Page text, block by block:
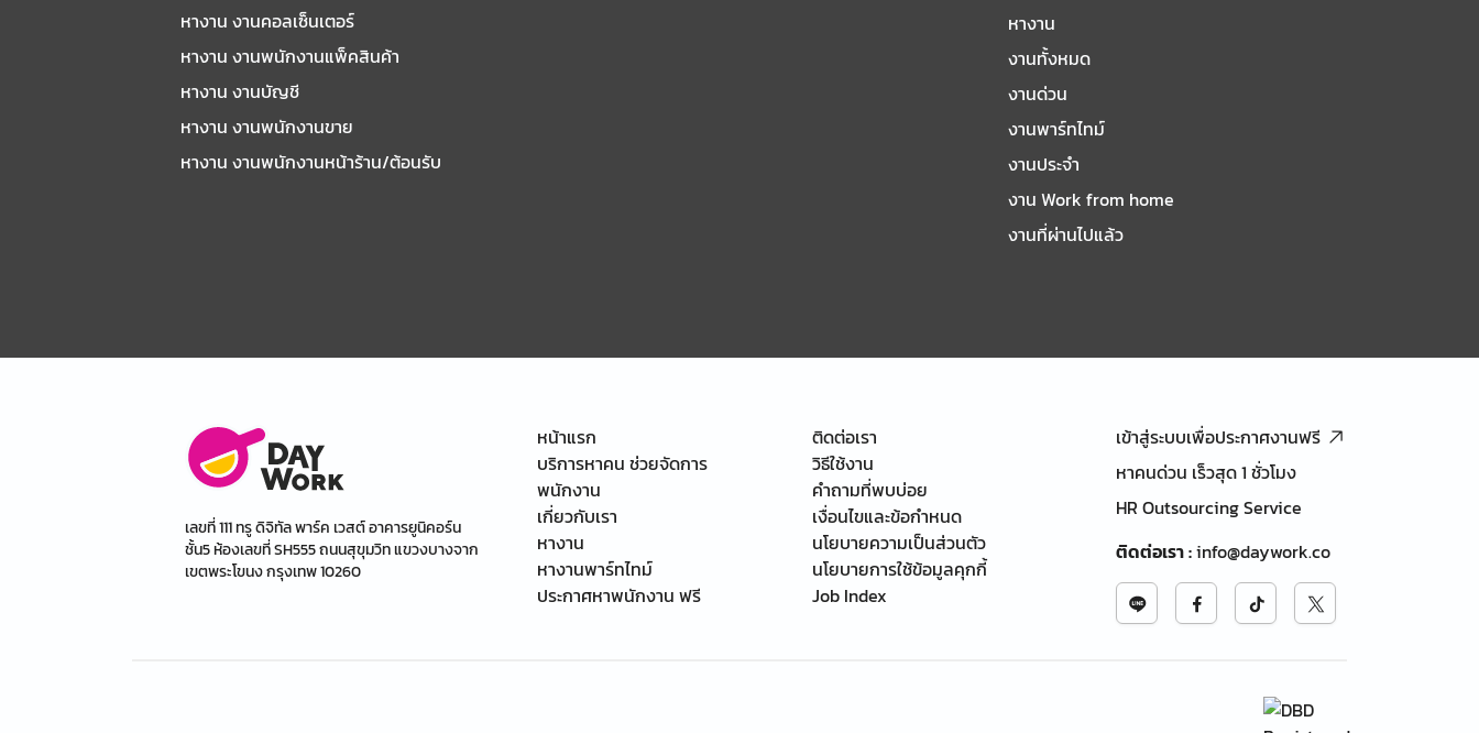
หางาน งานคอลเซ็นเตอร์
หางาน งานพนักงานแพ็คสินค้า
หางาน งานบัญชี
หางาน งานพนักงานขาย
หางาน งานพนักงานหน้าร้าน/ต้อนรับ
หางาน
งานทั้งหมด
งานด่วน
งานพาร์ทไทม์
งานประจำ
งาน Work from home
งานที่ผ่านไปแล้ว
เลขที่ 111 ทรู ดิจิทัล พาร์ค เวสต์ อาคารยูนิคอร์น
ชั้น5 ห้องเลขที่ SH555 ถนนสุขุมวิท แขวงบางจาก
เขตพระโขนง กรุงเทพ 10260
หน้าแรก
บริการหาคน ช่วยจัดการ
พนักงาน
เกี่ยวกับเรา
หางาน
หางานพาร์ทไทม์
ประกาศหาพนักงาน ฟรี
ติดต่อเรา
วิธีใช้งาน
คำถามที่พบบ่อย
เงื่อนไขและข้อกำหนด
นโยบายความเป็นส่วนตัว
นโยบายการใช้ข้อมูลคุกกี้
Job Index
เข้าสู่ระบบเพื่อประกาศงานฟรี
หาคนด่วน เร็วสุด 1 ชั่วโมง
HR Outsourcing Service
ติดต่อเรา:info@daywork.co